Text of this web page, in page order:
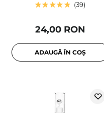
39
24,00 RON
ADAUGĂ ÎN COȘ